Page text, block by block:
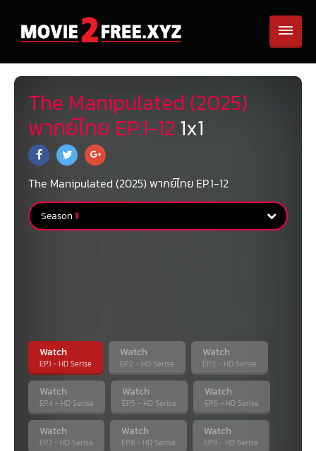
The Manipulated (2025)
พากย์ไทย EP.1-12 1x1
The Manipulated (2025) พากย์ไทย EP.1-12
Season1
Watch
EP.1 - HD Serise
Watch
EP.2 - HD Serise
Watch
EP.3 - HD Serise
Watch
EP.4 - HD Serise
Watch
EP.5 - HD Serise
Watch
EP.6 - HD Serise
Watch
EP.7 - HD Serise
Watch
EP.8 - HD Serise
Watch
EP.9 - HD Serise